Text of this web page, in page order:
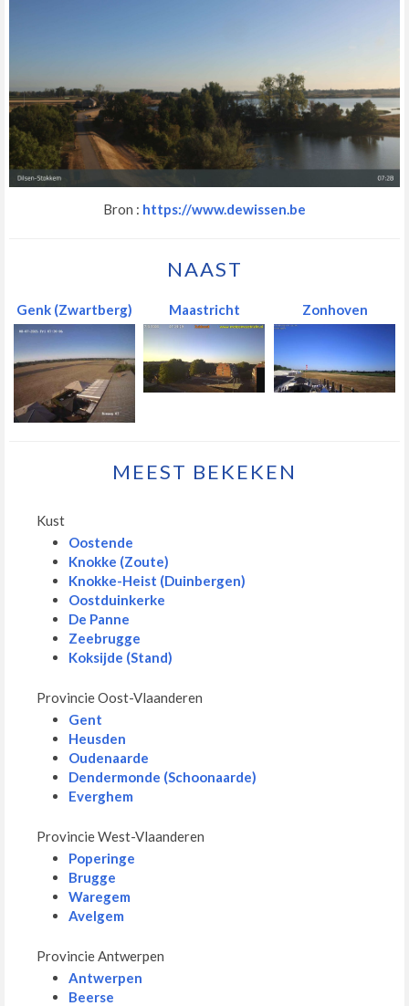
Bron : https://www.dewissen.be
NAAST
Genk (Zwartberg) Maastricht Zonhoven
MEEST BEKEKEN
Kust
Oostende
Knokke (Zoute)
Knokke-Heist (Duinbergen)
Oostduinkerke
De Panne
Zeebrugge
Koksijde (Stand)
Provincie Oost-Vlaanderen
Gent
Heusden
Oudenaarde
Dendermonde (Schoonaarde)
Everghem
Provincie West-Vlaanderen
Poperinge
Brugge
Waregem
Avelgem
Provincie Antwerpen
Antwerpen
Beerse